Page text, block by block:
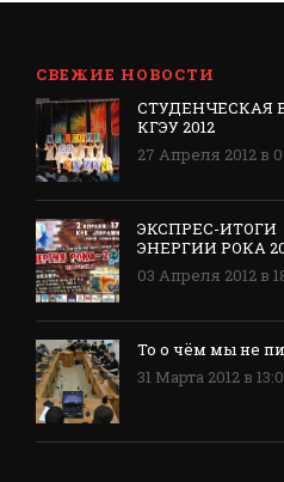
СВЕЖИЕ НОВОСТИ
СТУДЕНЧЕСКАЯ
КГЭУ 2012
27 Апреля 2012 в
ЭКСПРЕС-ИТОГИ
ЭНЕРГИИ РОКА
03 Апреля 2012 в
То о чём мы не
31 Марта 2012 в